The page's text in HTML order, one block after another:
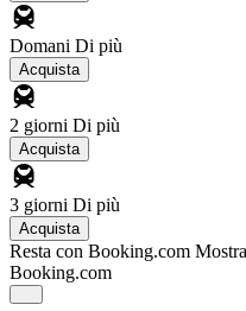
Domani Di più
Acquista
2 giorni Di più
Acquista
3 giorni Di più
Acquista
Resta con Booking.com
Booking.com